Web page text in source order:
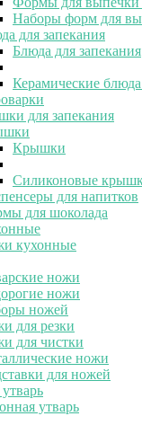
Наборы форм для
для запекания
Блюда для запекания
Керамические
для запекания
Крышки
Силиконовые
для напитков
для шоколада
кухонные
ножи
ножи
ножей
для резки
для чистки
ножи
для ножей
утварь